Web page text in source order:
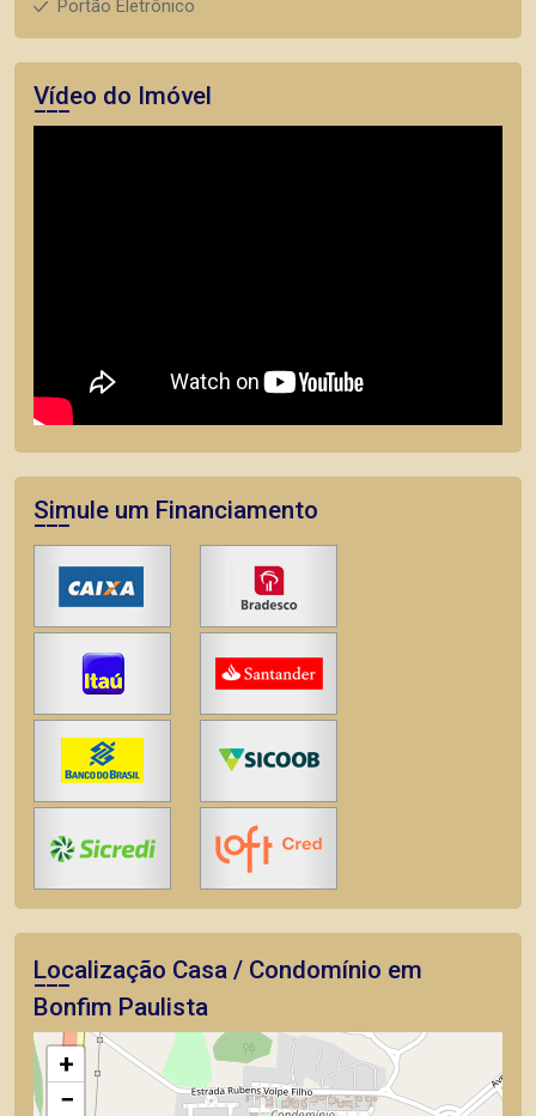
Portão Eletrônico
Vídeo do Imóvel
Simule um Financiamento
Localização Casa / Condomínio em
Bonfim Paulista
+
−